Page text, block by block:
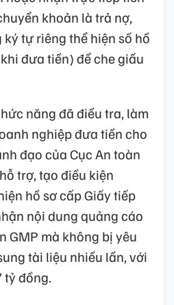
khoản là trả nợ,
tự riêng thể hiện số hồ
đưa tiền) để che giấu
năng đã điều tra, làm
nghiệp đưa tiền cho
đạo của Cục An toàn
trợ, tạo điều kiện
hồ sơ cấp Giấy tiếp
nội dung quảng cáo
GMP mà không bị yêu
tài liệu nhiều lần, với
tỷ đồng.